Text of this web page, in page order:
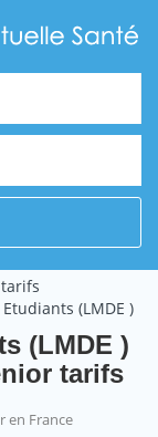
(LMDE )
(LMDE )
tarifs
en France